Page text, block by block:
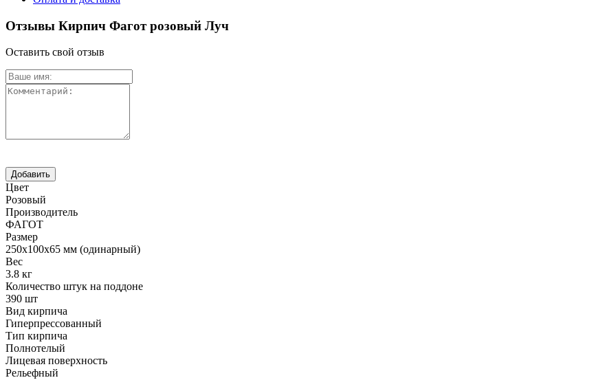
Отзывы Кирпич Фагот розовый Луч
Оставить свой отзыв
Цвет
Розовый
Производитель
ФАГОТ
Размер
250х100х65 мм (одинарный)
Вес
3.8 кг
Количество штук на поддоне
390 шт
Вид кирпича
Гиперпрессованный
Тип кирпича
Полнотелый
Лицевая поверхность
Рельефный